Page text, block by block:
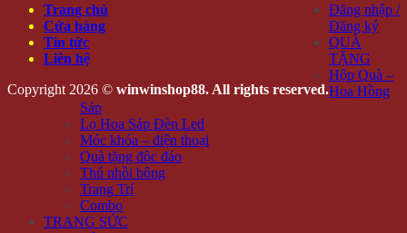
Trang chủ
Cửa hàng
Tin tức
Liên hệ
Copyright 2026 © winwinshop88. All rights reserved.
Đăng nhập /
Đăng ký
QUÀ
TẶNG
Hộp Quà –
Hoa Hồng
Sáp
Lọ Hoa Sáp Đèn Led
Móc khóa – điện thoại
Quà tặng độc đáo
Thú nhồi bông
Trang Trí
Combo
TRANG SỨC